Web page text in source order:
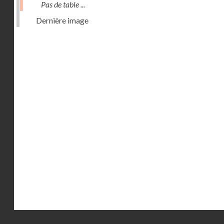
Pas de table ...
Dernière image